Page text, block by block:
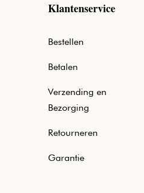
Klantenservice
Bestellen
Betalen
Verzending en
Bezorging
Retourneren
Garantie